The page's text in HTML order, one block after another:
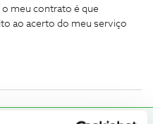
o meu contrato é que
ao acerto do meu serviço